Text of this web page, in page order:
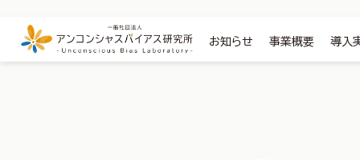
お知らせ 事業概要 導入